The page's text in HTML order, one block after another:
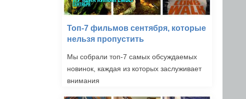
Топ-7 фильмов сентября, которые
нельзя пропустить
Мы собрали топ-7 самых обсуждаемых
новинок, каждая из которых заслуживает
внимания